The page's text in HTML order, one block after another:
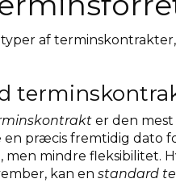
af
er den
præcis fremtidig dato
men mindre fleksibilitet.
kan en standard